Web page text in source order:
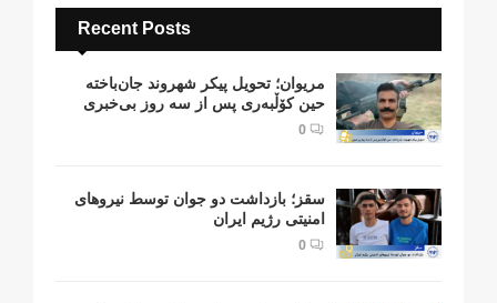
Recent Posts
مریوان؛ تحویل پیکر شهروند جان‌باخته
حین کۆڵبەری پس از سە روز بی‌خبری
0
سقز؛ بازداشت دو جوان توسط نیروهای
امنیتی رژیم ایران
0